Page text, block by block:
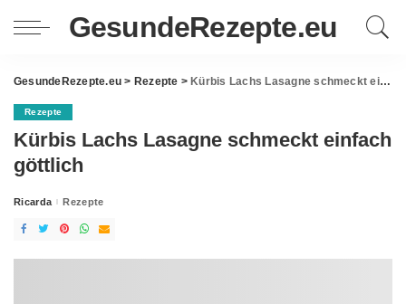
GesundeRezepte.eu
GesundeRezepte.eu > Rezepte > Kürbis Lachs Lasagne schmeckt einfach göttlich
Rezepte
Kürbis Lachs Lasagne schmeckt einfach
göttlich
Posted
Ricarda Rezepte